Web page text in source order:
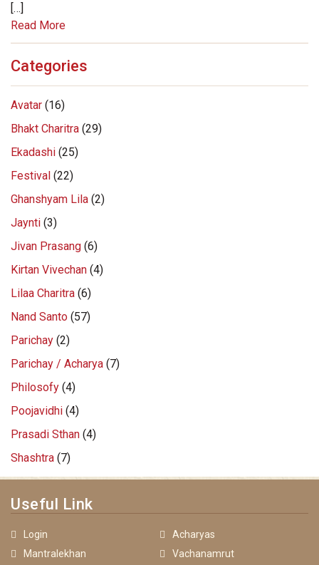
[…]
Read More
Categories
Avatar (16)
Bhakt Charitra (29)
Ekadashi (25)
Festival (22)
Ghanshyam Lila (2)
Jaynti (3)
Jivan Prasang (6)
Kirtan Vivechan (4)
Lilaa Charitra (6)
Nand Santo (57)
Parichay (2)
Parichay / Acharya (7)
Philosofy (4)
Poojavidhi (4)
Prasadi Sthan (4)
Shashtra (7)
Useful Link
Login
Acharyas
Mantralekhan
Vachanamrut